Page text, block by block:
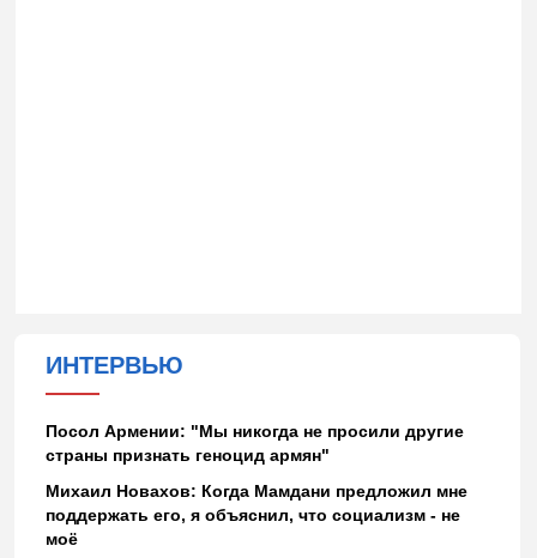
ИНТЕРВЬЮ
Посол Армении: "Мы никогда не просили другие
страны признать геноцид армян"
Михаил Новахов: Когда Мамдани предложил мне
поддержать его, я объяснил, что социализм - не
моё